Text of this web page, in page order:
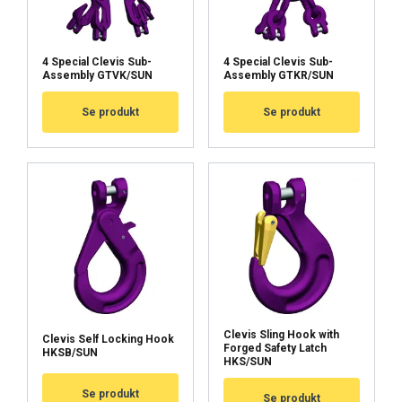
4 Special Clevis Sub-
Assembly GTVK/SUN
Se produkt
4 Special Clevis Sub-
Assembly GTKR/SUN
Se produkt
Clevis Self Locking Hook
HKSB/SUN
Se produkt
Clevis Sling Hook with
Forged Safety Latch
HKS/SUN
Se produkt
Kohdentavat Toiminnalliset
Luokittelemattomat
HYLKÄÄ KAIKKI
NÄYTÄ TIEDOT